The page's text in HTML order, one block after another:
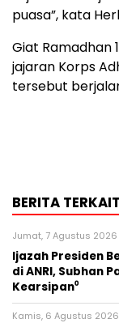
puasa”, kata
Giat Ramadhan
jajaran Korps
tersebut
BERITA TERKAIT
Jumat, 7 Agustus 2026
Ijazah Presiden
di ANRI, Subhan
Kearsipan⁰
Kamis, 6 Agustus